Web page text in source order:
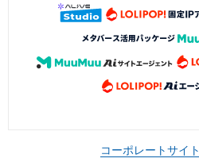
コーポレートサイト